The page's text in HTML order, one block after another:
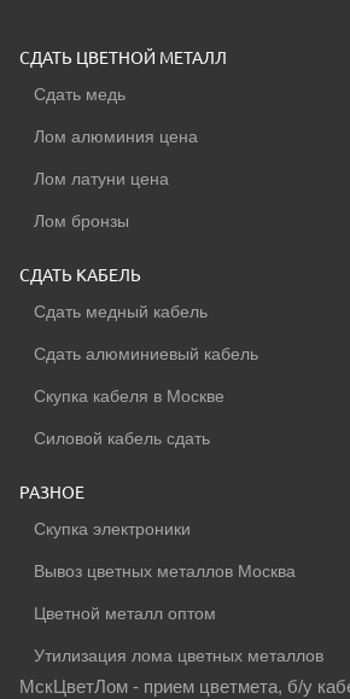
СДАТЬ ЦВЕТНОЙ МЕТАЛЛ
Сдать медь
Лом алюминия цена
Лом латуни цена
Лом бронзы
СДАТЬ КАБЕЛЬ
Сдать медный кабель
Сдать алюминиевый кабель
Скупка кабеля в Москве
Силовой кабель сдать
РАЗНОЕ
Скупка электроники
Вывоз цветных металлов Москва
Цветной металл оптом
Утилизация лома цветных металлов
МскЦветЛом - прием цветмета, б/у